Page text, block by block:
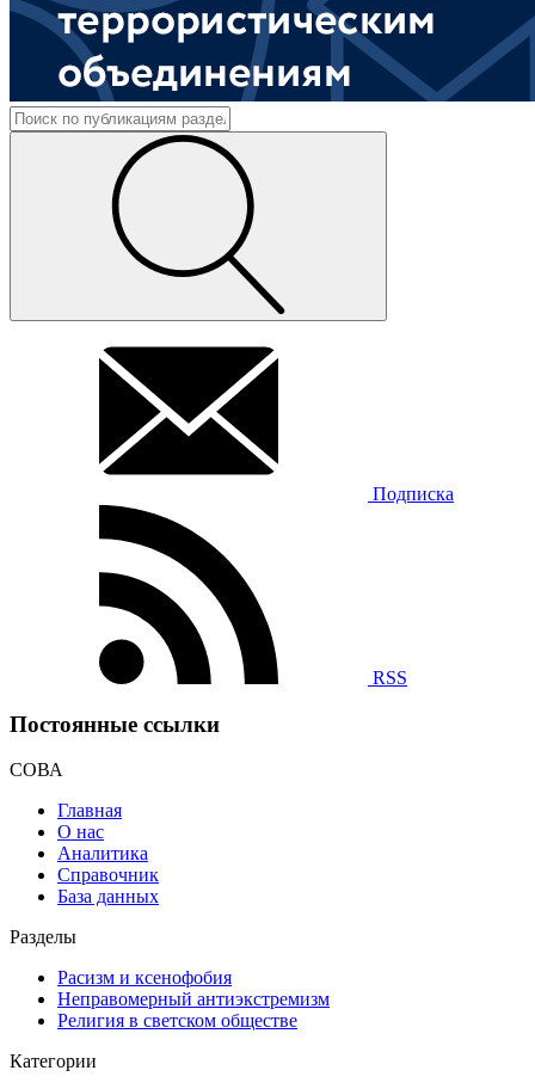
Подписка
RSS
Постоянные ссылки
СОВА
Главная
О нас
Аналитика
Справочник
База данных
Разделы
Расизм и ксенофобия
Неправомерный антиэкстремизм
Религия в светском обществе
Категории